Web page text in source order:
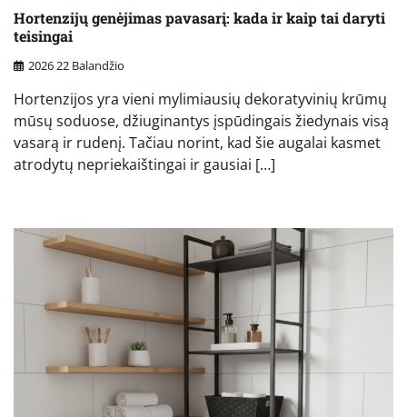
Hortenzijų genėjimas pavasarį: kada ir kaip tai daryti
teisingai
2026 22 Balandžio
Hortenzijos yra vieni mylimiausių dekoratyvinių krūmų
mūsų soduose, džiuginantys įspūdingais žiedynais visą
vasarą ir rudenį. Tačiau norint, kad šie augalai kasmet
atrodytų nepriekaištingai ir gausiai […]